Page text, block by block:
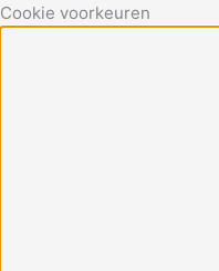
Cookie voorkeuren